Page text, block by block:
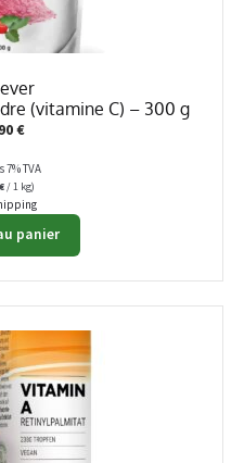
(vitamine C) – 300 g
€
7% TVA
€/ 1 kg)
panier